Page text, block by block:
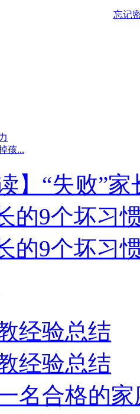
忘记
孩...
】“失败”家
的9个坏习
的9个坏习
经验总结
经验总结
名合格的家